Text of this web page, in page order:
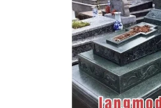
vức, gọn gàng, tính thẩm mỹ cao